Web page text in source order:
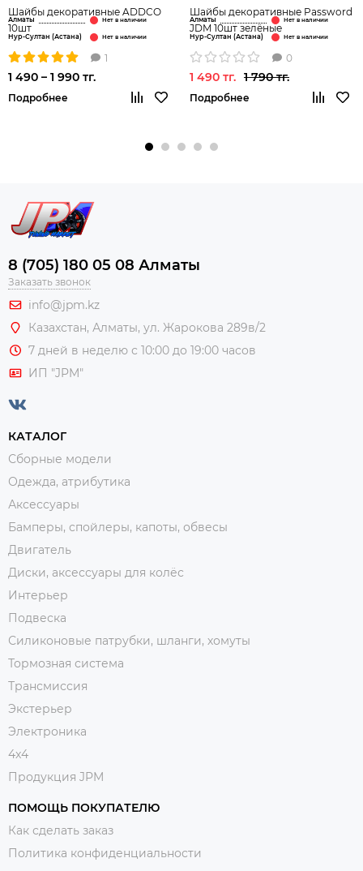
Шайбы декоративные ADDCO
10шт
Алматы
Нур-Султан (Астана)
1
1 490 – 1 990 тг.
Подробнее
Шайбы декоративные Password
JDM 10шт зелёные
Алматы
Нур-Султан (Астана)
0
1 490 тг. 1 790 тг.
Подробнее
8 (705) 180 05 08 Алматы
Заказать звонок
info@jpm.kz
Казахстан, Алматы, ул. Жарокова 289в/2
7 дней в неделю с 10:00 до 19:00 часов
ИП "JPM"
КАТАЛОГ
Сборные модели
Одежда, атрибутика
Аксессуары
Бамперы, спойлеры, капоты, обвесы
Двигатель
Диски, аксессуары для колёс
Интерьер
Подвеска
Силиконовые патрубки, шланги, хомуты
Тормозная система
Трансмиссия
Экстерьер
Электроника
4x4
Продукция JPM
ПОМОЩЬ ПОКУПАТЕЛЮ
Как сделать заказ
Политика конфиденциальности